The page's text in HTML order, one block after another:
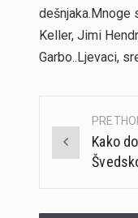
dešnjaka.Mnoge
Keller, Jimi
Garbo..Ljevaci,
Post
Kako